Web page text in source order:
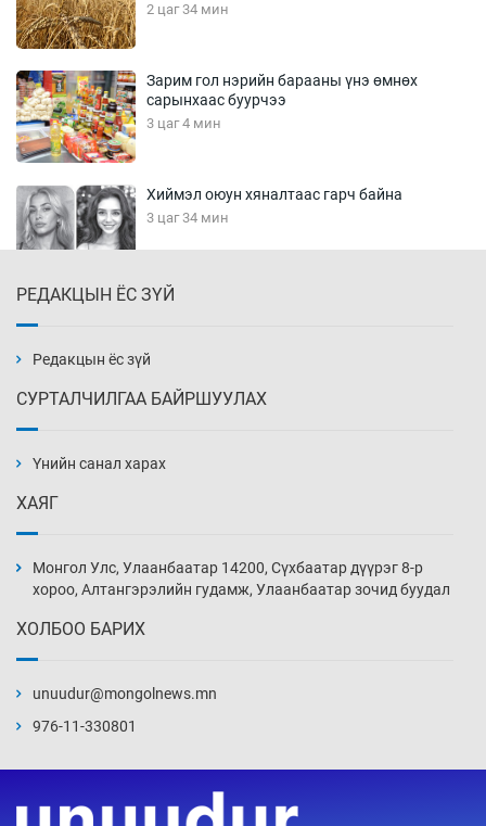
2 цаг 34 мин
Зарим гол нэрийн барааны үнэ өмнөх
сарынхаас буурчээ
3 цаг 4 мин
Хиймэл оюун хяналтаас гарч байна
3 цаг 34 мин
4 цаг 4 мин
нэмэгджээ
4 цаг 34 мин
5 цаг 4 мин
5 цаг 34 мин
РЕДАКЦЫН ЁС ЗҮЙ
Редакцын ёс зүй
СУРТАЛЧИЛГАА БАЙРШУУЛАХ
Үнийн санал харах
ХАЯГ
Монгол Улс, Улаанбаатар 14200, Сүхбаатар дүүрэг 8-р
хороо, Алтангэрэлийн гудамж, Улаанбаатар зочид буудал
ХОЛБОО БАРИХ
unuudur@mongolnews.mn
976-11-330801